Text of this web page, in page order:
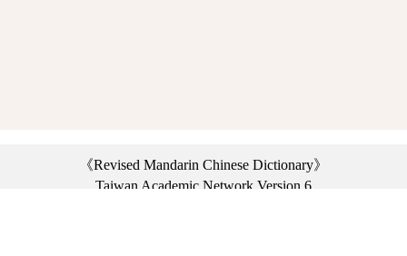
《Revised Mandarin Chinese Dictionary》
Taiwan Academic Network Version 6